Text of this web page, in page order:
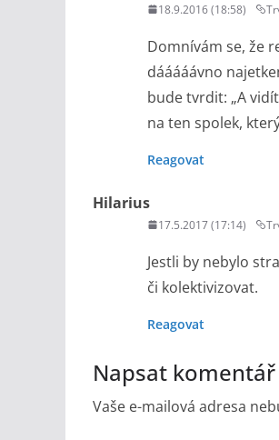
18.9.2016 (18:58)
Domnívám se, že
dááááávno
bude tvrdit: „A
na ten spolek,
Reagovat
Hilarius
17.5.2017 (17:14)
Jestli by nebylo
či kolektivizovat.
Reagovat
Napsat komentář
Vaše e-mailová adresa